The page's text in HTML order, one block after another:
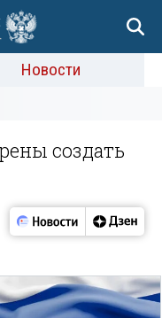
Новости
создать